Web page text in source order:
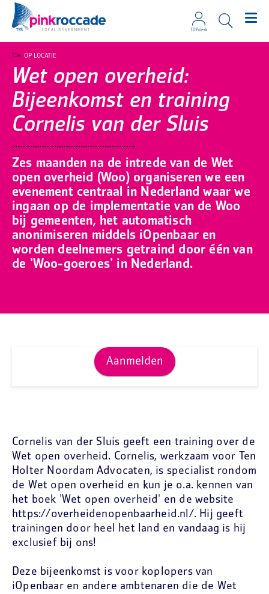
TOPdesk
Wet open overheid:
Bijeenkomst en training
Cornelis van der Sluis
Zes maanden na de intrede van de Wet
open overheid (Woo) organiseren we een
evenement centraal in Nederland waar we
ingaan op de implementatie van de Woo
bij gemeenten, het automatisch
anonimiseren middels iOpenbaar en
worden deelnemers getraind door één van
de 'Woo-goeroes' in Nederland.
OP LOCATIE
Aanmelden
Cornelis van der Sluis geeft een training over de
Wet open overheid. Cornelis, werkzaam voor Ten
Holter Noordam Advocaten, is specialist rondom
de Wet open overheid en kun je o.a. kennen van
het boek 'Wet open overheid' en de website
https://overheidenopenbaarheid.nl/. Hij geeft
trainingen door heel het land en vandaag is hij
exclusief bij ons!
Deze bijeenkomst is voor koplopers van
iOpenbaar en andere ambtenaren die de Wet